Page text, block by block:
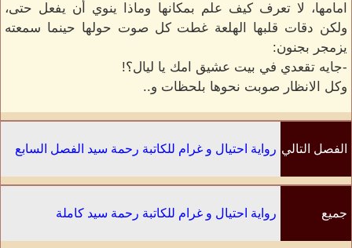
امامها، لا تعرف كيف علم بمكانها وماذا ينوي أن يفعل حتى،
ولكن دقات قلبها الهلعة غطت كل صوت حولها حينما سمعته
يزمجر بجنون:
-جايه تقعدي في بيت عشيق امك يا ليال؟!
وكل الانظار صوبت نحوها بلحظات و..
الفصل التالي رواية احتيال و غرام للكاتبة رحمة سيد الفصل السابع
جميع رواية احتيال و غرام للكاتبة رحمة سيد كاملة